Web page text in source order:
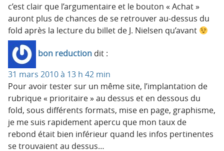
c’est clair que l’argumentaire et le bouton « Achat »
auront plus de chances de se retrouver au-dessus du
fold après la lecture du billet de J. Nielsen qu’avant
bon reduction dit :
31 mars 2010 à 13 h 42 min
Pour avoir tester sur un même site, l’implantation de
rubrique « prioritaire » au dessus et en dessous du
fold, sous différents formats, mise en page, graphisme,
je me suis rapidement apercu que mon taux de
rebond était bien inférieur quand les infos pertinentes
se trouvaient au dessus…